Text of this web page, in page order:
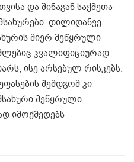
და შინაგან საქმეთა
დილიდანვე
მიერ მეწყრული
კვალიფიციურად
ისე არსებულ რისკებს.
შემდგომ კი
მეწყრული
იმოქმედებს